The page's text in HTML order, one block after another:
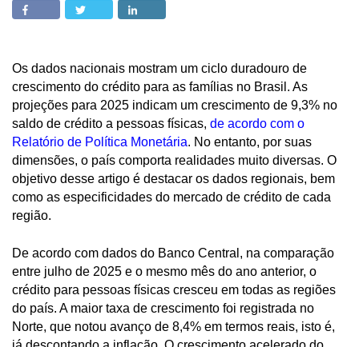
Os dados nacionais mostram um ciclo duradouro de
crescimento do crédito para as famílias no Brasil. As
projeções para 2025 indicam um crescimento de 9,3% no
saldo de crédito a pessoas físicas, de acordo com o
Relatório de Política Monetária. No entanto, por suas
dimensões, o país comporta realidades muito diversas. O
objetivo desse artigo é destacar os dados regionais, bem
como as especificidades do mercado de crédito de cada
região.
De acordo com dados do Banco Central, na comparação
entre julho de 2025 e o mesmo mês do ano anterior, o
crédito para pessoas físicas cresceu em todas as regiões
do país. A maior taxa de crescimento foi registrada no
Norte, que notou avanço de 8,4% em termos reais, isto é,